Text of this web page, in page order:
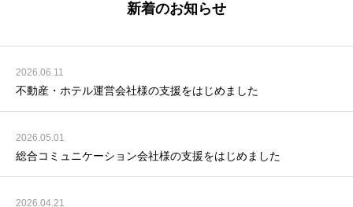
新着のお知らせ
2026.06.11
不動産・ホテル運営会社様の支援をはじめました
2026.05.01
総合コミュニケーション会社様の支援をはじめました
2026.04.21